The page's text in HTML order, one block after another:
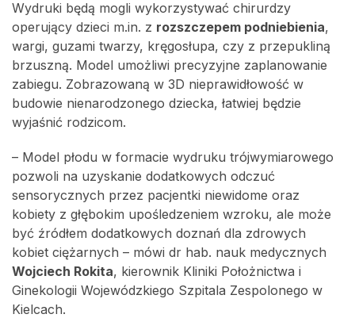
Wydruki będą mogli wykorzystywać chirurdzy
operujący dzieci m.in. z rozszczepem podniebienia,
wargi, guzami twarzy, kręgosłupa, czy z przepukliną
brzuszną. Model umożliwi precyzyjne zaplanowanie
zabiegu. Zobrazowaną w 3D nieprawidłowość w
budowie nienarodzonego dziecka, łatwiej będzie
wyjaśnić rodzicom.
– Model płodu w formacie wydruku trójwymiarowego
pozwoli na uzyskanie dodatkowych odczuć
sensorycznych przez pacjentki niewidome oraz
kobiety z głębokim upośledzeniem wzroku, ale może
być źródłem dodatkowych doznań dla zdrowych
kobiet ciężarnych – mówi dr hab. nauk medycznych
Wojciech Rokita, kierownik Kliniki Położnictwa i
Ginekologii Wojewódzkiego Szpitala Zespolonego w
Kielcach.